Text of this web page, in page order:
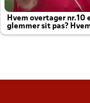
Hvem overtager nr.10
glemmer sit pas?
altid til efter kampe?